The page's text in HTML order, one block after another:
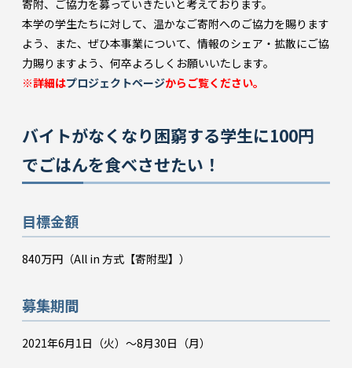
寄附、ご協力を募っていきたいと考えております。
本学の学生たちに対して、温かなご寄附へのご協力を賜ります
よう、また、ぜひ本事業について、情報のシェア・拡散にご協
力賜りますよう、何卒よろしくお願いいたします。
※詳細はプロジェクトページからご覧ください。
バイトがなくなり困窮する学生に100円
でごはんを食べさせたい！
目標金額
840万円（All in 方式【寄附型】）
募集期間
2021年6月1日（火）～8月30日（月）